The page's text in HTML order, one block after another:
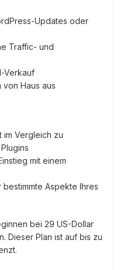
Updates oder
Traffic- und
Verkauf
von Haus aus
im Vergleich zu
mit einem
Aspekte Ihres
bei 29 US-Dollar
Dieser Plan ist auf bis zu